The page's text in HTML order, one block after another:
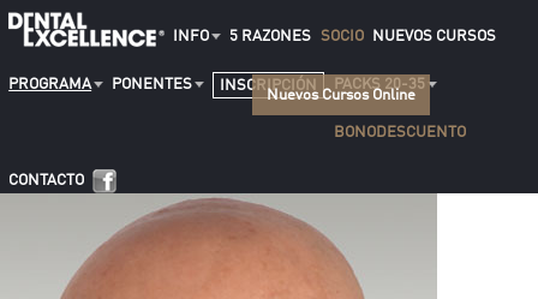
INFO 5 RAZONES SOCIO NUEVOS CURSOS
PROGRAMA PONENTES INSCRIPCIÓN PACKS 20-35
BONODESCUENTO
CONTACTO
Nuevos Cursos Online